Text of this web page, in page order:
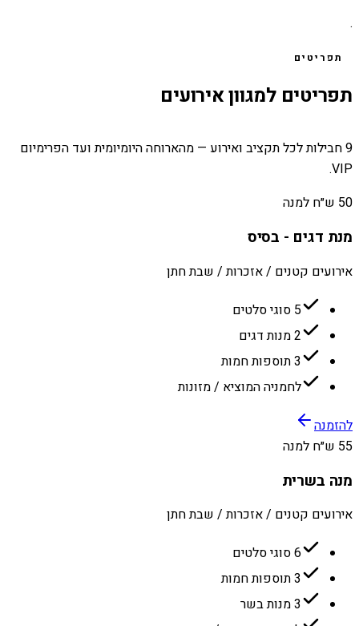
.
תפריטים
תפריטים למגוון אירועים
9 חבילות לכל תקציב ואירוע — מהארוחה היומיומית ועד הפרימיום
VIP.
50 ש״ח למנה
מנת דגים - בסיס
אירועים קטנים / אזכרות / שבת חתן
5 סוגי סלטים
2 מנות דגים
3 תוספות חמות
לחמניה המוציא / מזונות
להזמנה
55 ש״ח למנה
מנה בשרית
אירועים קטנים / אזכרות / שבת חתן
6 סוגי סלטים
3 תוספות חמות
3 מנות בשר